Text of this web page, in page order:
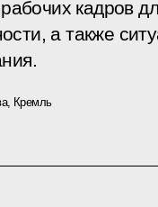
кадров
а также
Кремль